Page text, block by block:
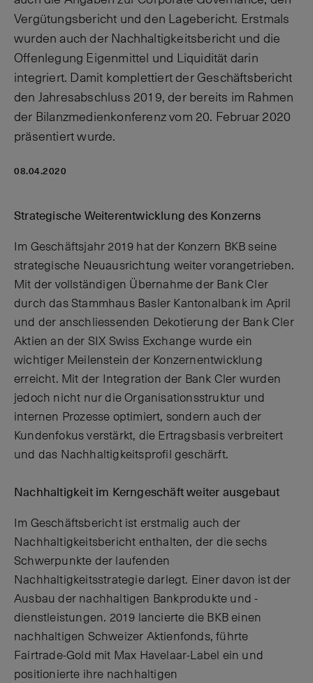
Vergütungsbericht und den Lagebericht. Erstmals
wurden auch der Nachhaltigkeitsbericht und die
Offenlegung Eigenmittel und Liquidität darin
integriert. Damit komplettiert der Geschäftsbericht
den Jahresabschluss 2019, der bereits im Rahmen
der Bilanzmedienkonferenz vom 20. Februar 2020
präsentiert wurde.
08.04.2020
Strategische Weiterentwicklung des Konzerns
Im Geschäftsjahr 2019 hat der Konzern BKB seine
strategische Neuausrichtung weiter vorangetrieben.
Mit der vollständigen Übernahme der Bank Cler
durch das Stammhaus Basler Kantonalbank im April
und der anschliessenden Dekotierung der Bank Cler
Aktien an der SIX Swiss Exchange wurde ein
wichtiger Meilenstein der Konzernentwicklung
erreicht. Mit der Integration der Bank Cler wurden
jedoch nicht nur die Organisationsstruktur und
internen Prozesse optimiert, sondern auch der
Kundenfokus verstärkt, die Ertragsbasis verbreitert
und das Nachhaltigkeitsprofil geschärft.
Nachhaltigkeit im Kerngeschäft weiter ausgebaut
Im Geschäftsbericht ist erstmalig auch der
Nachhaltigkeitsbericht enthalten, der die sechs
Schwerpunkte der laufenden
Nachhaltigkeitsstrategie darlegt. Einer davon ist der
Ausbau der nachhaltigen Bankprodukte und -
dienstleistungen. 2019 lancierte die BKB einen
nachhaltigen Schweizer Aktienfonds, führte
Fairtrade-Gold mit Max Havelaar-Label ein und
positionierte ihre nachhaltigen